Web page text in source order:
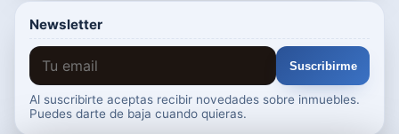
Newsletter
Suscribirme
Al suscribirte aceptas recibir novedades sobre inmuebles.
Puedes darte de baja cuando quieras.